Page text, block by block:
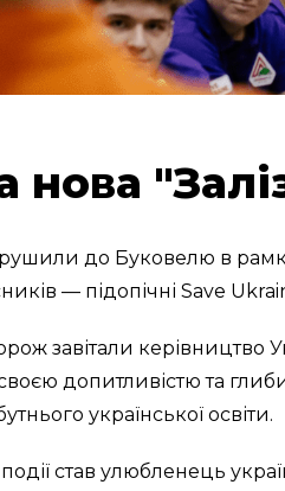
нова
до Буковелю в
— підопічні Save
завітали
допитливістю та
української освіти.
став улюбленець